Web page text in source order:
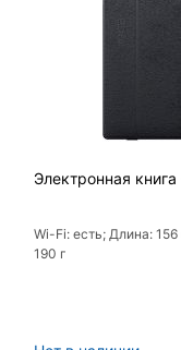
Электронная
Wi-Fi: есть; Длина:
190 г